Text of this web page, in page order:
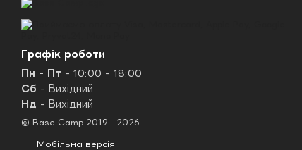
Графік роботи
Пн - Пт - 10:00 - 18:00
Сб - Вихідний
Нд - Вихідний
© Base Camp 2019—2026
Мобільна версія